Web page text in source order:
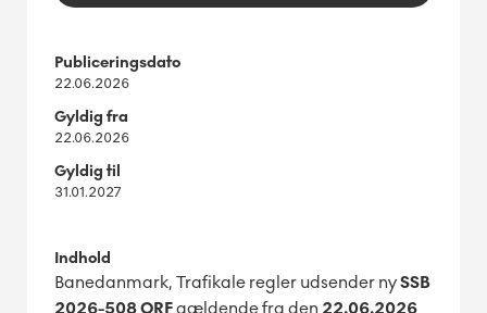
Publiceringsdato
22.06.2026
Gyldig fra
22.06.2026
Gyldig til
31.01.2027
Indhold
Banedanmark, Trafikale regler udsender nySSB
2026-508 ORFgældende fra den 22.06.2026